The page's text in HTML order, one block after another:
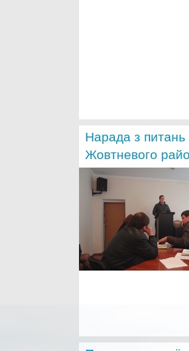
Нарада з питань
Жовтневого